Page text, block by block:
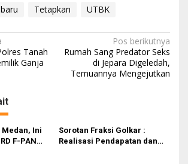
Tetapkan UTBK
Tanah
Ganja
Pos berikutnya
Rumah Sang Predator Seks
di Jepara Digeledah,
Temuannya Mengejutkan
Medan, Ini
F-PAN
Sorotan Fraksi Golkar :
Realisasi Pendapatan dan